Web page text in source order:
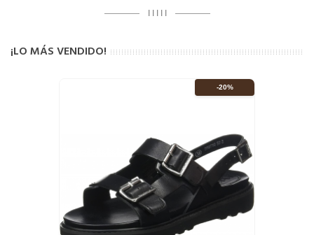
¡LO MÁS VENDIDO!
-20%